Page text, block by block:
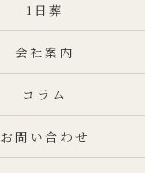
1日葬
会社案内
コラム
お問い合わせ